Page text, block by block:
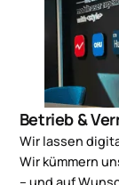
Betrieb &
Wir lassen
Wir kümmern
– und auf